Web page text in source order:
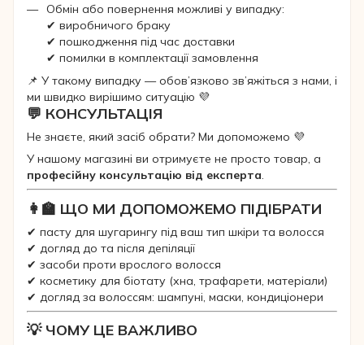
Обмін або повернення можливі у випадку:
✔ виробничого браку
✔ пошкодження під час доставки
✔ помилки в комплектації замовлення
📌 У такому випадку — обов’язково зв’яжіться з нами, і
ми швидко вирішимо ситуацію 💜
💬 КОНСУЛЬТАЦІЯ
Не знаєте, який засіб обрати? Ми допоможемо 💜
У нашому магазині ви отримуєте не просто товар, а
професійну консультацію від експерта.
👩‍🏫 ЩО МИ ДОПОМОЖЕМО ПІДІБРАТИ
✔ пасту для шугарингу під ваш тип шкіри та волосся
✔ догляд до та після депіляції
✔ засоби проти врослого волосся
✔ косметику для біотату (хна, трафарети, матеріали)
✔ догляд за волоссям: шампуні, маски, кондиціонери
💡 ЧОМУ ЦЕ ВАЖЛИВО